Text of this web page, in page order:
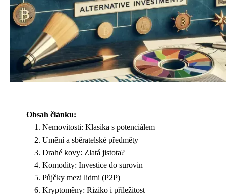
Obsah článku:
Nemovitosti: Klasika s potenciálem
Umění a sběratelské předměty
Drahé kovy: Zlatá jistota?
Komodity: Investice do surovin
Půjčky mezi lidmi (P2P)
Kryptoměny: Riziko i příležitost